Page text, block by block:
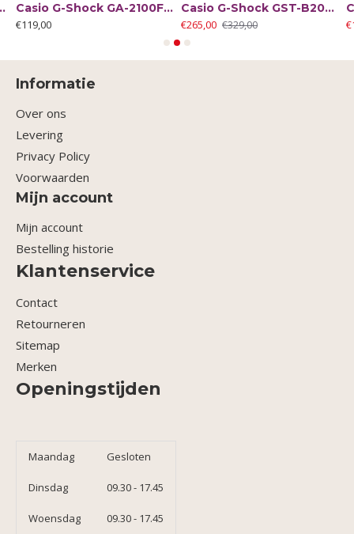
1AVUEF - 65594
Casio G-Shock GA-2100FR-3AER - 61819
€119,00
Casio G-Shock GST-B200B-1EAR - 58972
€265,00 €329,00
Informatie
Over ons
Levering
Privacy Policy
Voorwaarden
Mijn account
Mijn account
Bestelling historie
Klantenservice
Contact
Retourneren
Sitemap
Merken
Openingstijden
Maandag Gesloten
Dinsdag 09.30 - 17.45
Woensdag 09.30 - 17.45